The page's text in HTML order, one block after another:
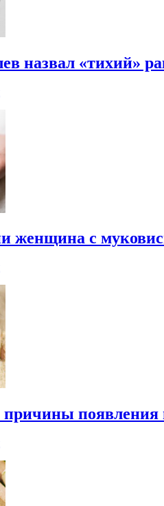
назвал «тихий»
женщина с
причины появления